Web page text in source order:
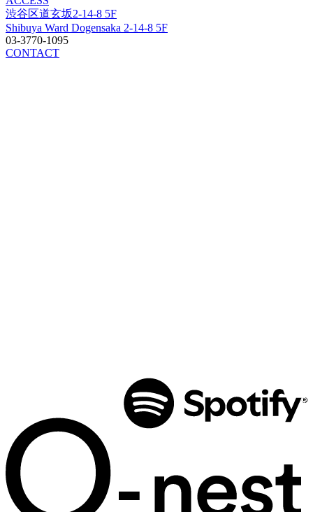
渋谷区道玄坂2-14-8 5F
Shibuya Ward Dogensaka 2-14-8 5F
03-3770-1095
CONTACT